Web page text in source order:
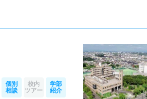
個別
相談
校内
ツアー
学部
紹介